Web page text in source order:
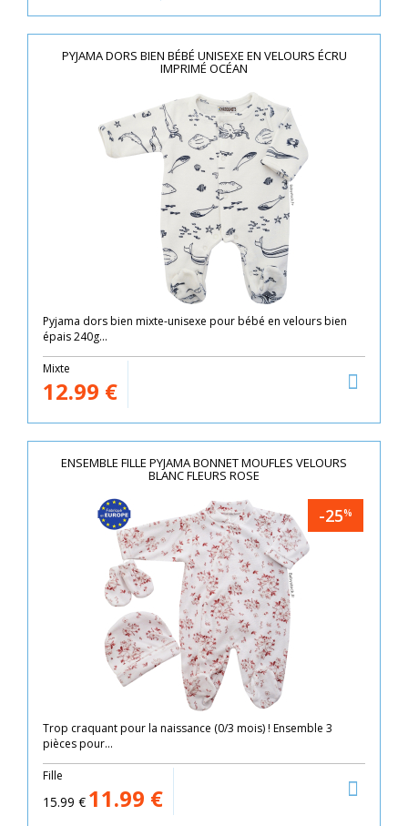
PYJAMA DORS BIEN BÉBÉ UNISEXE EN VELOURS ÉCRU
IMPRIMÉ OCÉAN
Pyjama dors bien mixte-unisexe pour bébé en velours bien
épais 240g...
Mixte
12.99 €
ENSEMBLE FILLE PYJAMA BONNET MOUFLES VELOURS
BLANC FLEURS ROSE
-25%
Trop craquant pour la naissance (0/3 mois) ! Ensemble 3
pièces pour...
Fille
15.99 € 11.99 €